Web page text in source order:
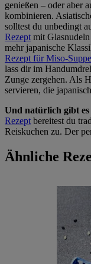
genießen – oder aber
kombinieren.
solltest du unbedingt
Rezept mit
mehr japanische
Rezept für Miso-Suppe
lass dir im
Zunge zergehen. Als
servieren, die
Und natürlich gibt es
Rezept bereitest du
Reiskuchen zu. Der
Ähnliche